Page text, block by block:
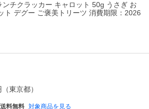
チクラッカー キャロット 50g うさぎ お
ト デグー ご褒美トリーツ 消費期限：2026
（東京都）
送料無料 対象商品を見る